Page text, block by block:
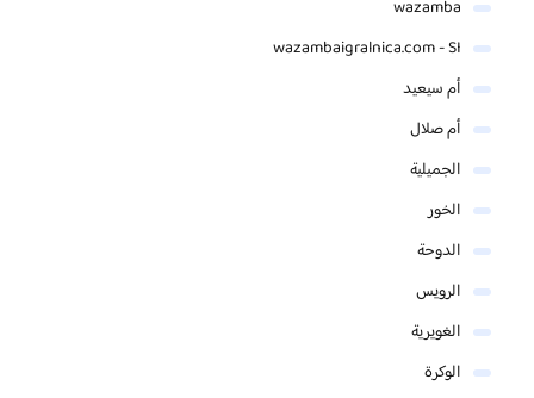
wazamba
wazambaigralnica.com - SI
أم سيعيد
أم صلال
الجميلية
الخور
الدوحة
الرويس
الغويرية
الوكرة